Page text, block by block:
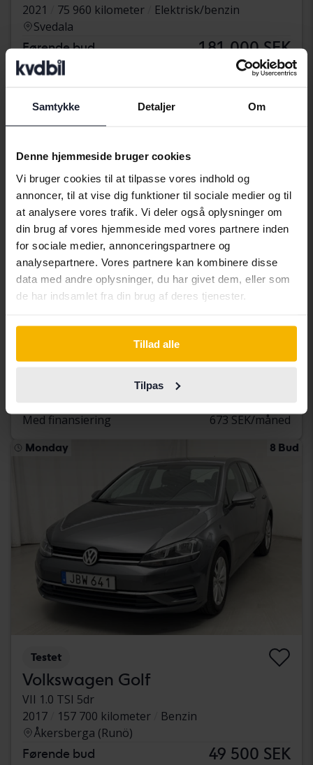
Samtykke Detaljer Om
Denne hjemmeside bruger cookies
Vi bruger cookies til at tilpasse vores indhold og
annoncer, til at vise dig funktioner til sociale medier og til
at analysere vores trafik. Vi deler også oplysninger om
din brug af vores hjemmeside med vores partnere inden
for sociale medier, annonceringspartnere og
analysepartnere. Vores partnere kan kombinere disse
data med andre oplysninger, du har givet dem, eller som
de har indsamlet fra din brug af deres tjenester.
Tillad alle
Tilpas
2021
75 960 kilometer
Elektrisk/benzin
Svedala
Førende bud 181 000 SEK
Med finansiering 1 542 SEK/måned
Testet
Volkswagen Golf
2023
70 860 kilometer
metan
Med finansiering 673 SEK/måned
Monday 8 Bud
Testet
Volkswagen Golf
VII 1.0 TSI 5dr
2017
157 700 kilometer
Benzin
Åkersberga (Runö)
Førende bud 49 500 SEK